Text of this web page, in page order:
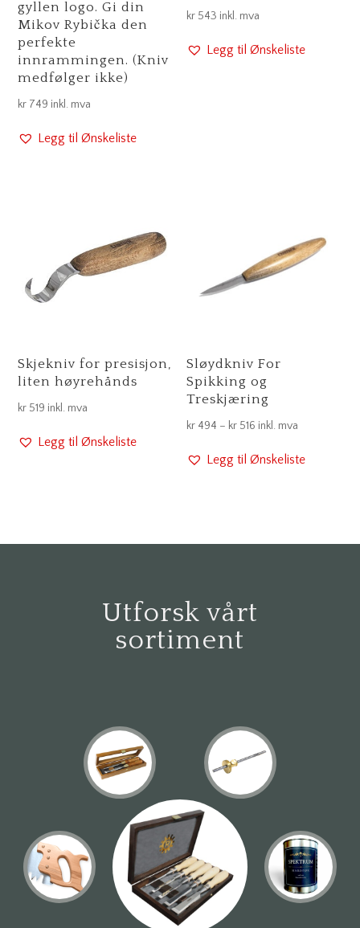
gyllen logo. Gi din
Mikov Rybička den
perfekte
innrammingen. (Kniv
medfølger ikke)
kr 749 inkl. mva
Legg til Ønskeliste
kr 543 inkl. mva
Legg til Ønskeliste
Skjekniv for presisjon,
liten høyrehånds
kr 519 inkl. mva
Legg til Ønskeliste
Sløydkniv For
Spikking og
Treskjæring
kr 494 – kr 516 Prisområde:
til
inkl. mva
Legg til Ønskeliste
Utforsk vårt
sortiment